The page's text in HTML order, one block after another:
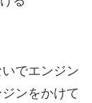
でエンジン
ンをかけて